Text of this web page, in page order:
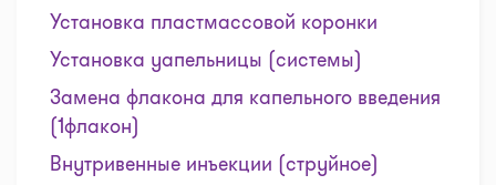
Установка пластмассовой коронки
Установка уапельницы (системы)
Замена флакона для капельного введения
(1флакон)
Внутривенные инъекции (струйное)